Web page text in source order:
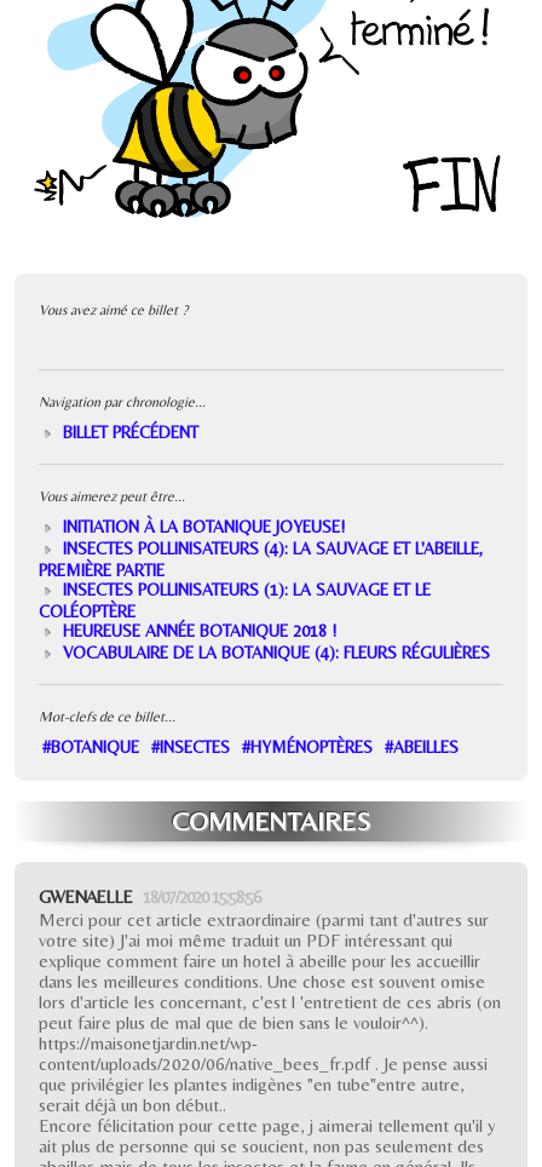
Vous avez aimé ce billet ?
Navigation par chronologie...
BILLET PRÉCÉDENT
Vous aimerez peut être...
INITIATION À LA BOTANIQUE JOYEUSE!
INSECTES POLLINISATEURS (4): LA SAUVAGE ET L'ABEILLE,
PREMIÈRE PARTIE
INSECTES POLLINISATEURS (1): LA SAUVAGE ET LE
COLÉOPTÈRE
HEUREUSE ANNÉE BOTANIQUE 2018 !
VOCABULAIRE DE LA BOTANIQUE (4): FLEURS RÉGULIÈRES
Mot-clefs de ce billet...
#BOTANIQUE #INSECTES #HYMÉNOPTÈRES #ABEILLES
COMMENTAIRES
GWENAELLE 18/07/2020 15:58:56
Merci pour cet article extraordinaire (parmi tant d'autres sur
votre site) J'ai moi même traduit un PDF intéressant qui
explique comment faire un hotel à abeille pour les accueillir
dans les meilleures conditions. Une chose est souvent omise
lors d'article les concernant, c'est l 'entretient de ces abris (on
peut faire plus de mal que de bien sans le vouloir^^).
https://maisonetjardin.net/wp-
content/uploads/2020/06/native_bees_fr.pdf . Je pense aussi
que privilégier les plantes indigènes "en tube"entre autre,
serait déjà un bon début..
Encore félicitation pour cette page, j aimerai tellement qu'il y
ait plus de personne qui se soucient, non pas seulement des